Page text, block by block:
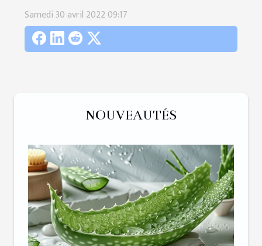
Samedi 30 avril 2022 09:17
NOUVEAUTÉS